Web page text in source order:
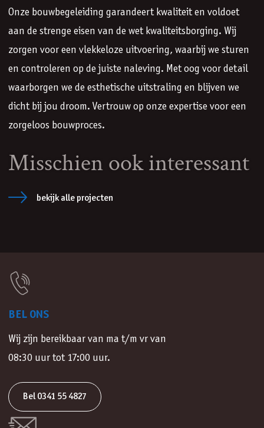
Onze bouwbegeleiding garandeert kwaliteit en voldoet
aan de strenge eisen van de wet kwaliteitsborging. Wij
zorgen voor een vlekkeloze uitvoering, waarbij we sturen
en controleren op de juiste naleving. Met oog voor detail
waarborgen we de esthetische uitstraling en blijven we
dicht bij jou droom. Vertrouw op onze expertise voor een
zorgeloos bouwproces.
Misschien ook interessant
bekijk alle projecten
BEL ONS
Wij zijn bereikbaar van ma t/m vr van
08:30 uur tot 17:00 uur.
Bel 0341 55 4827